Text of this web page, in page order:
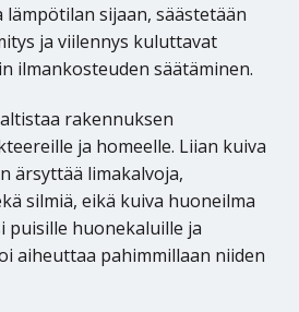
sijaan, säästetään
ja viilennys kuluttavat
ilmankosteuden säätäminen.
rakennuksen
ja homeelle. Liian kuiva
ärsyttää limakalvoja,
silmiä, eikä kuiva huoneilma
puisille huonekaluille ja
aiheuttaa pahimmillaan niiden